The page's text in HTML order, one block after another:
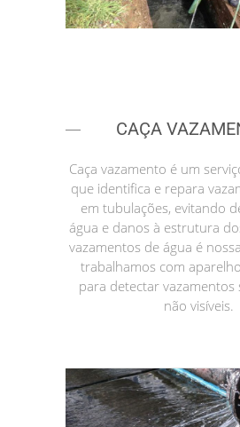
CAÇA
Caça vazamento é um
que identifica e repara
em tubulações, evitando
água e danos à estrutura
vazamentos de água é
trabalhamos com
para detectar
não visíveis.